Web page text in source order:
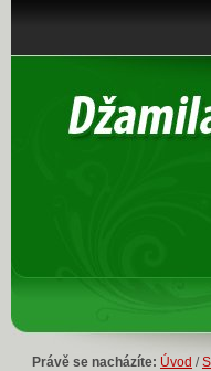
Právě se nacházíte: Úvod /